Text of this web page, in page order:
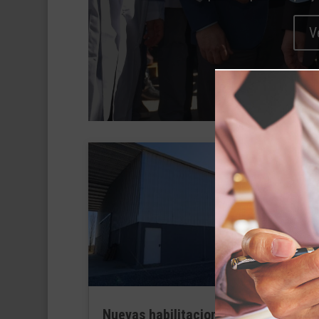
Nuevas habilitaciones y